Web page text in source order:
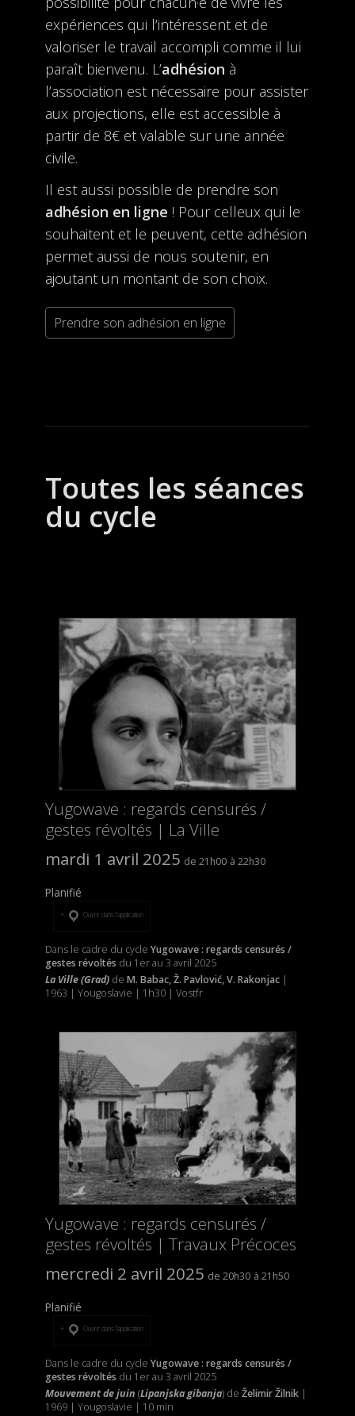
expériences qui l’intéressent et de
valoriser le travail accompli comme il lui
paraît bienvenu. L’adhésion à
l’association est nécessaire pour assister
aux projections, elle est accessible à
partir de 8€ et valable sur une année
civile.
Il est aussi possible de prendre son
adhésion en ligne ! Pour celleux qui le
souhaitent et le peuvent, cette adhésion
permet aussi de nous soutenir, en
ajoutant un montant de son choix.
Prendre son adhésion en ligne
Toutes les séances
du cycle
Yugowave : regards censurés /
gestes révoltés | La Ville
mardi 1 avril 2025
21h00 22h30
Planifié
Ouvrir dans l’application
Dans le cadre du cycle Yugowave : regards censurés /
gestes révoltés du 1er au 3 avril 2025
La Ville (Grad)de M. Babac, Ž. Pavlović, V. Rakonjac|
1963 | Yougoslavie | 1h30 | Vostfr
Yugowave : regards censurés /
gestes révoltés | Travaux Précoces
mercredi 2 avril 2025
20h30 21h50
Planifié
Ouvrir dans l’application
Dans le cadre du cycle Yugowave : regards censurés /
gestes révoltés du 1er au 3 avril 2025
Mouvement de juin (Lipanjska gibanja) de Želimir Žilnik|
1969 | Yougoslavie | 10 min